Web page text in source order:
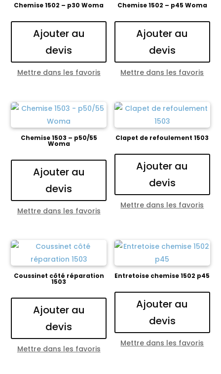
Chemise 1502 – p30 Woma
Ajouter au
devis
Mettre dans les favoris
Chemise 1502 – p45 Woma
Ajouter au
devis
Mettre dans les favoris
Chemise 1503 – p50/55
Woma
Ajouter au
devis
Mettre dans les favoris
Clapet de refoulement 1503
Ajouter au
devis
Mettre dans les favoris
Coussinet côté réparation
1503
Ajouter au
devis
Mettre dans les favoris
Entretoise chemise 1502 p45
Ajouter au
devis
Mettre dans les favoris